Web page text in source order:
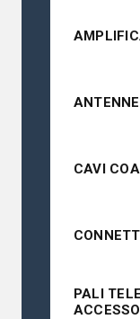
ANTENNE
CAVI
PALI